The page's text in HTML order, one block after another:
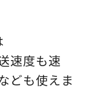
速度も速
ども使えま